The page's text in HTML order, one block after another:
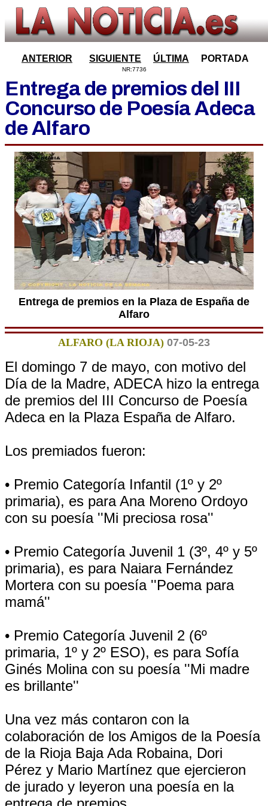
ANTERIOR SIGUIENTE ÚLTIMA PORTADA
NR:7736
Entrega de premios del III
Concurso de Poesía Adeca
de Alfaro
Entrega de premios en la Plaza de España de
Alfaro
ALFARO (LA RIOJA) 07-05-23
El domingo 7 de mayo, con motivo del
Día de la Madre, ADECA hizo la entrega
de premios del III Concurso de Poesía
Adeca en la Plaza España de Alfaro.
Los premiados fueron:
• Premio Categoría Infantil (1º y 2º
primaria), es para Ana Moreno Ordoyo
con su poesía ''Mi preciosa rosa''
• Premio Categoría Juvenil 1 (3º, 4º y 5º
primaria), es para Naiara Fernández
Mortera con su poesía ''Poema para
mamá''
• Premio Categoría Juvenil 2 (6º
primaria, 1º y 2º ESO), es para Sofía
Ginés Molina con su poesía ''Mi madre
es brillante''
Una vez más contaron con la
colaboración de los Amigos de la Poesía
de la Rioja Baja Ada Robaina, Dori
Pérez y Mario Martínez que ejercieron
de jurado y leyeron una poesía en la